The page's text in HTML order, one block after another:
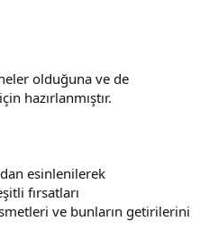
olduğuna ve de
hazırlanmıştır.
esinlenilerek
fırsatları
ve bunların getirilerini